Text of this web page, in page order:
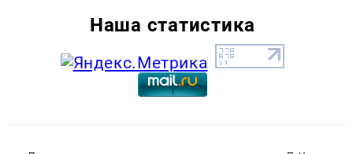
Наша статистика